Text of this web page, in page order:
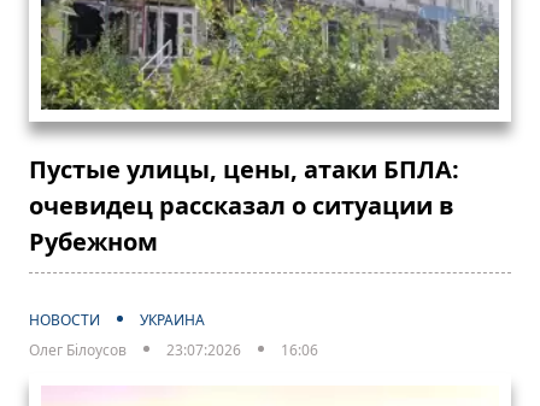
Пустые улицы, цены, атаки БПЛА:
очевидец рассказал о ситуации в
Рубежном
НОВОСТИ
УКРАИНА
Олег Білоусов
23:07:2026 16:06